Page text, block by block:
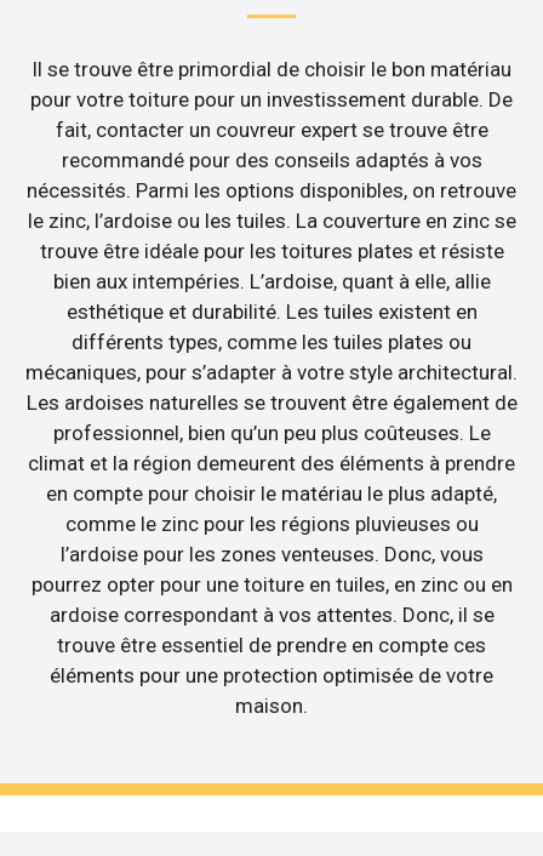
Il se trouve être primordial de choisir le bon matériau
pour votre toiture pour un investissement durable. De
fait, contacter un couvreur expert se trouve être
recommandé pour des conseils adaptés à vos
nécessités. Parmi les options disponibles, on retrouve
le zinc, l’ardoise ou les tuiles. La couverture en zinc se
trouve être idéale pour les toitures plates et résiste
bien aux intempéries. L’ardoise, quant à elle, allie
esthétique et durabilité. Les tuiles existent en
différents types, comme les tuiles plates ou
mécaniques, pour s’adapter à votre style architectural.
Les ardoises naturelles se trouvent être également de
professionnel, bien qu’un peu plus coûteuses. Le
climat et la région demeurent des éléments à prendre
en compte pour choisir le matériau le plus adapté,
comme le zinc pour les régions pluvieuses ou
l’ardoise pour les zones venteuses. Donc, vous
pourrez opter pour une toiture en tuiles, en zinc ou en
ardoise correspondant à vos attentes. Donc, il se
trouve être essentiel de prendre en compte ces
éléments pour une protection optimisée de votre
maison.